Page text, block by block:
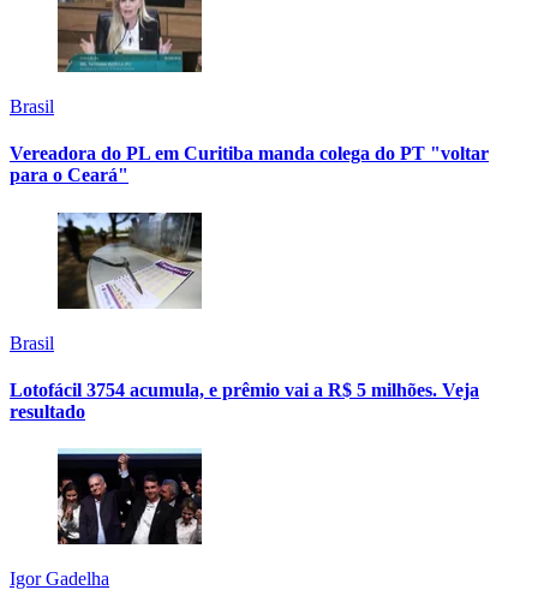
Brasil
Vereadora do PL em Curitiba manda colega do PT "voltar
para o Ceará"
Brasil
Lotofácil 3754 acumula, e prêmio vai a R$ 5 milhões. Veja
resultado
Igor Gadelha